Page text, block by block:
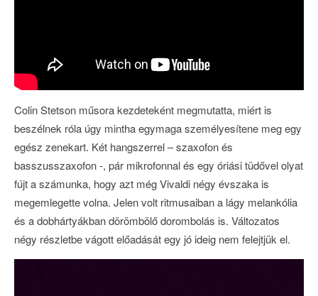
Colin Stetson műsora kezdeteként megmutatta, miért is
beszélnek róla úgy mintha egymaga személyesítene meg egy
egész zenekart. Két hangszerrel – szaxofon és
basszusszaxofon -, pár mikrofonnal és egy óriási tüdővel olyat
fújt a számunka, hogy azt még Vivaldi négy évszaka is
megemlegette volna. Jelen volt ritmusaiban a lágy melankólia
és a dobhártyákban dörömbölő dorombolás is. Változatos
négy részletbe vágott előadását egy jó ideig nem felejtjük el.